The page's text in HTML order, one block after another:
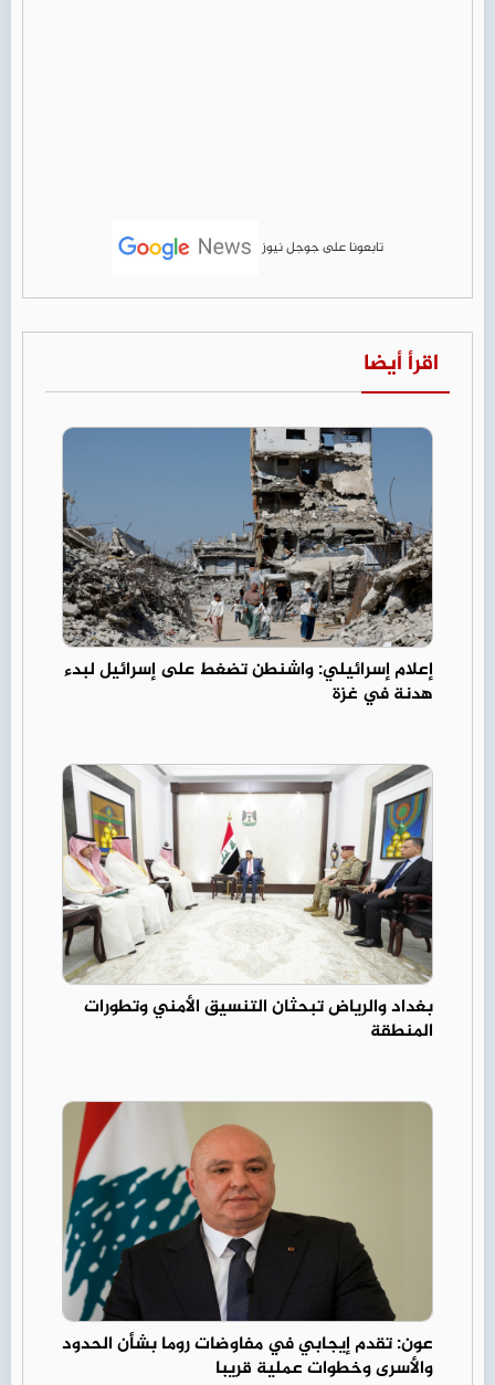
تابعونا على جوجل نيوز
اقرأ أيضا
إعلام إسرائيلي: واشنطن تضغط على إسرائيل لبدء
هدنة في غزة
بغداد والرياض تبحثان التنسيق الأمني وتطورات
المنطقة
عون: تقدم إيجابي في مفاوضات روما بشأن الحدود
والأسرى وخطوات عملية قريبا